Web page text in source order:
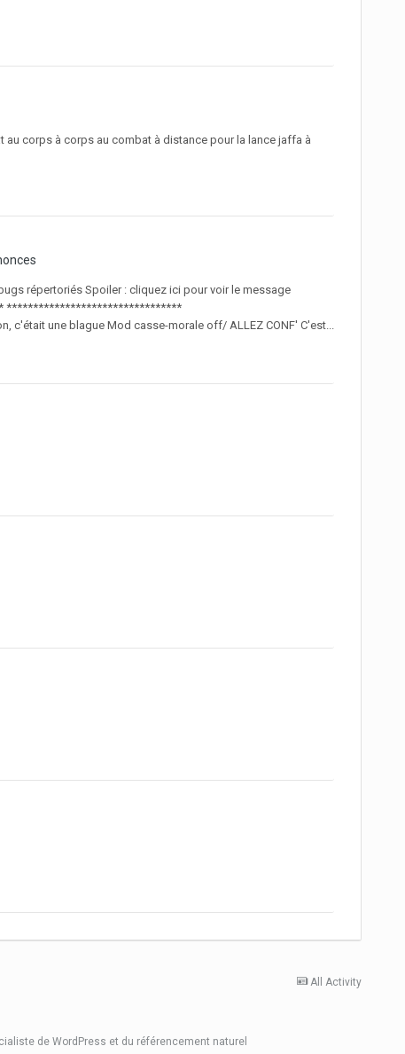
au corps à corps au combat à distance pour la lance jaffa à
répertoriés Spoiler : cliquez ici pour voir le message
*********************************
une blague Mod casse-morale off/ ALLEZ CONF' C'est...
All Activity
de WordPress et du référencement naturel